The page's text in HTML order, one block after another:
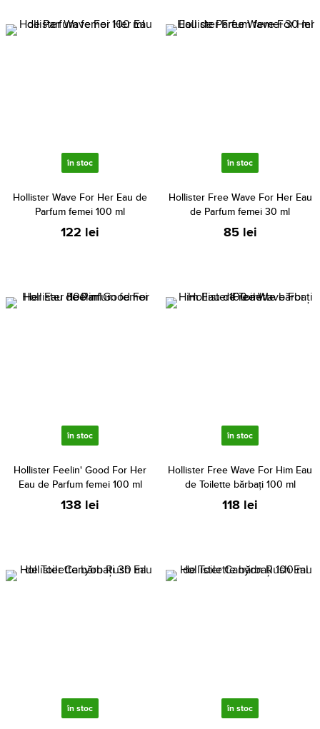
în stoc
Hollister Wave For Her Eau de
Parfum femei 100 ml
122 lei
în stoc
Hollister Free Wave For Her Eau
de Parfum femei 30 ml
85 lei
în stoc
Hollister Feelin' Good For Her
Eau de Parfum femei 100 ml
138 lei
în stoc
Hollister Free Wave For Him Eau
de Toilette bărbați 100 ml
118 lei
în stoc în stoc